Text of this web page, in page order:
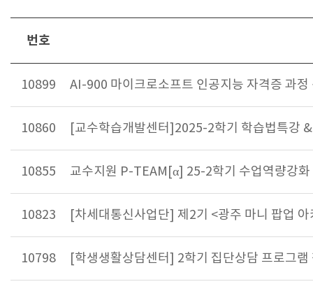
번호
10899 AI-900 마이크로소프트 인공지능 자격증 과정
10860 [교수학습개발센터]2025-2학기 학습법특강
10855 교수지원 P-TEAM[α] 25-2학기 수업역량강
10823 [차세대통신사업단] 제2기 <광주 마니 팝업
10798 [학생생활상담센터] 2학기 집단상담 프로그램